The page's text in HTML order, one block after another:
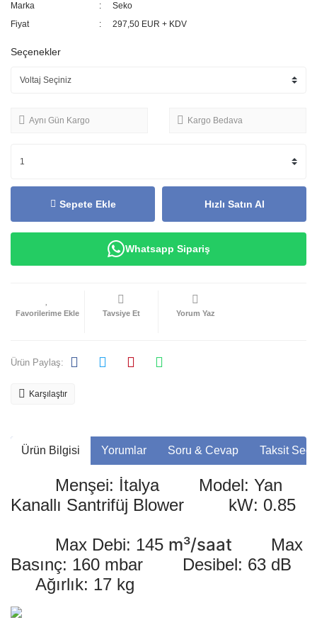
Marka
Seko
Fiyat
297,50 EUR + KDV
Seçenekler
Aynı Gün Kargo Kargo Bedava
Sepete Ekle Hızlı Satın Al
Whatsapp Sipariş
Tavsiye Et Yorum Yaz
Ürün Paylaş:
Karşılaştır
Ürün Bilgisi Yorumlar Soru & Cevap Taksit
Menşei: İtalya Model: Yan
Kanallı Santrifüj Blower kW: 0.85
Max Debi: 145 m³/saat
Max
Basınç: 160 mbar Desibel: 63 dB
Ağırlık: 17 kg